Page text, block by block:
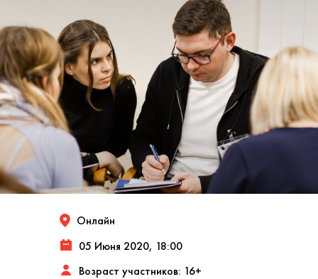
Онлайн
05 Июня 2020, 18:00
Возраст участников: 16+